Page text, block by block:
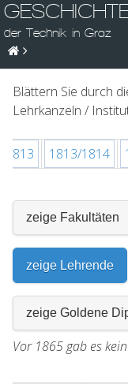
der Technik in Graz
Blättern Sie durch
Lehrkanzeln /
1813 1813/1814
zeige Fakultäten
zeige Lehrende
zeige Goldene
Vor 1865 gab es